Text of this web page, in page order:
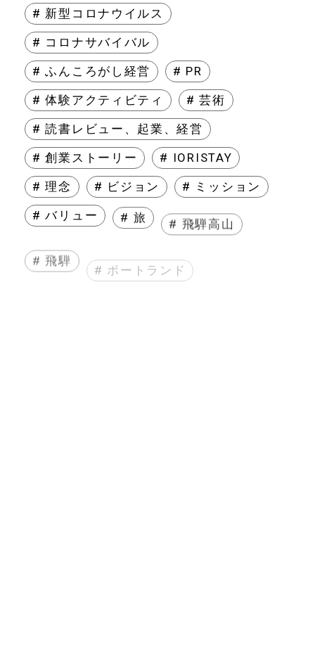
# 新型コロナウイルス
# コロナサバイバル
# ふんころがし経営 # PR
# 体験アクティビティ # 芸術
# 読書レビュー、起業、経営
# 創業ストーリー # IORISTAY
# 理念 # ビジョン # ミッション
# バリュー # 旅 # 飛騨高山
# インバウンドツアー